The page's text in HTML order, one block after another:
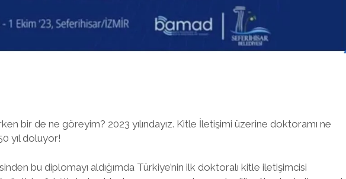
bir de ne göreyim? 2023 yılındayız. Kitle İletişimi üzerine doktoramı ne
yıl doluyor!
bu diplomayı aldığımda Türkiye’nin ilk doktoralı kitle iletişimcisi